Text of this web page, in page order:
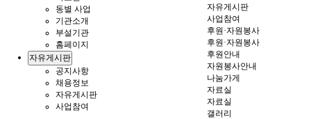
자유게시판
사업참여
후원·자원봉사
후원·자원봉사
후원안내
자원봉사안내
나눔가게
자료실
자료실
갤러리
동별 사업
기관소개
부설기관
홈페이지
자유게시판
공지사항
채용정보
자유게시판
사업참여